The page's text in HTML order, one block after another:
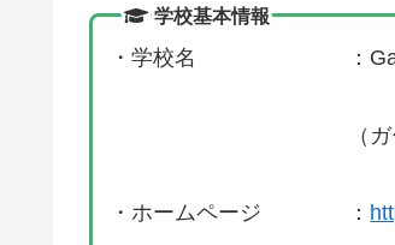
学校基本情報
・学校名 ：Garden
（ガーデン・イン
・ホームページ ：